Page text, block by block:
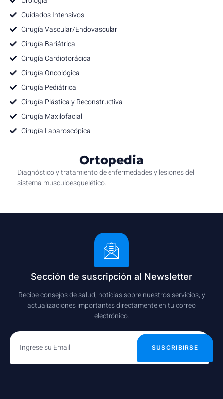
Cuidados Intensivos
Cirugía Vascular/Endovascular
Cirugía Bariátrica
Cirugía Cardiotorácica
Cirugía Oncológica
Cirugía Pediátrica
Cirugía Plástica y Reconstructiva
Cirugía Maxilofacial
Cirugía Laparoscópica
Ortopedia
Diagnóstico y tratamiento de enfermedades y lesiones del
sistema musculoesquelético.
Sección de suscripción al Newsletter
Recibe consejos de salud, noticias sobre nuestros servicios, y
actualizaciones importantes directamente en tu correo
electrónico.
SUSCRIBIRSE